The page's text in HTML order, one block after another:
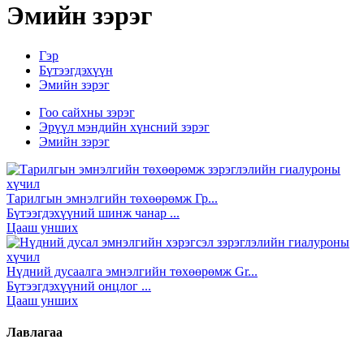
Эмийн зэрэг
Гэр
Бүтээгдэхүүн
Эмийн зэрэг
Гоо сайхны зэрэг
Эрүүл мэндийн хүнсний зэрэг
Эмийн зэрэг
Тарилгын эмнэлгийн төхөөрөмж Гр...
Бүтээгдэхүүний шинж чанар ...
Цааш унших
Нүдний дусаалга эмнэлгийн төхөөрөмж Gr...
Бүтээгдэхүүний онцлог ...
Цааш унших
Лавлагаа